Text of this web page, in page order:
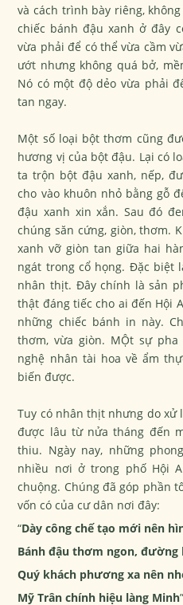
và cách trình bày riêng,
chiếc bánh đậu xanh ở đây
vừa phải để có thể vừa cầm
ướt nhưng không quá bở,
Nó có một độ dẻo vừa phải
tan ngay.
Một số loại bột thơm cũng
hương vị của bột đậu. Lại có
ta trộn bột đậu xanh, nếp,
cho vào khuôn nhỏ bằng gỗ
đậu xanh xin xắn. Sau đó
chúng săn cứng, giòn, thơm.
xanh vỡ giòn tan giữa hai
ngát trong cổ họng. Đặc biệt
nhân thịt. Đây chính là sản
thật đáng tiếc cho ai đến Hội
những chiếc bánh in này.
thơm, vừa giòn. MỘt sự
nghệ nhân tài hoa về ẩm
biến được.
Tuy có nhân thịt nhưng do xử
được lâu từ nửa tháng đến
thiu. Ngày nay, những
nhiều nơi ở trong phố Hội
chuộng. Chúng đã góp phần
vốn có của cư dân nơi đây:
“Dày công chế tạo mới nên
Bánh đậu thơm ngon,
Quý khách phương xa nên
Mỹ Trân chính hiệu làng Minh”